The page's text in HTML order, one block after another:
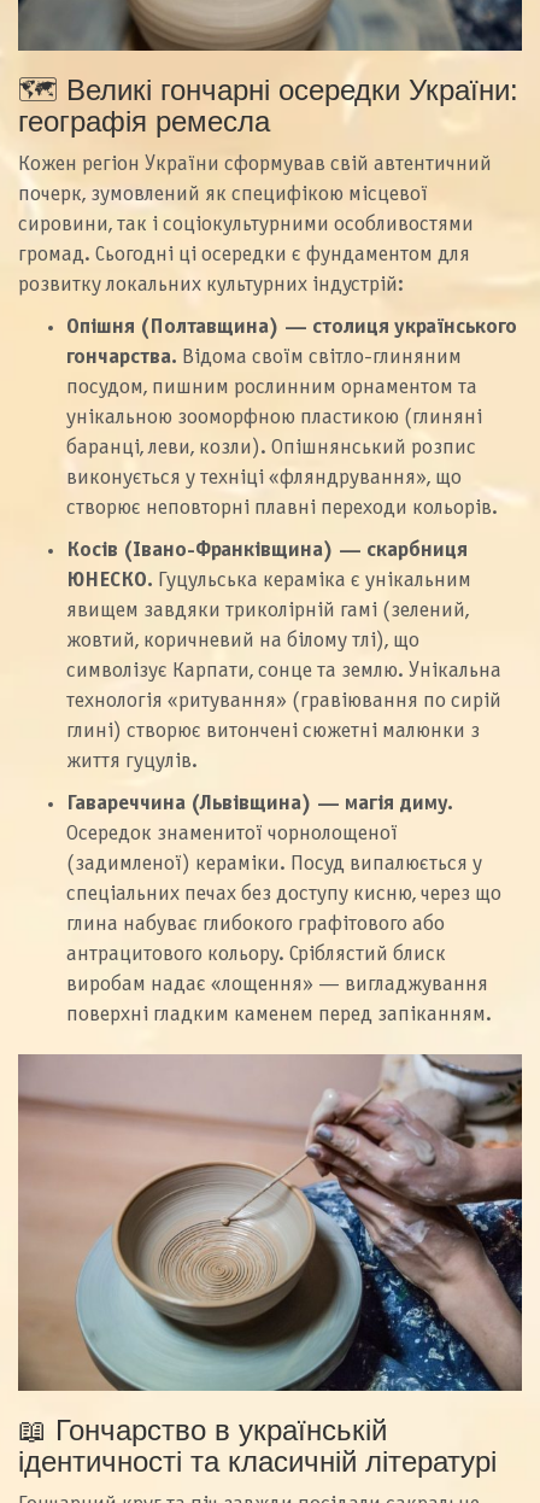
🗺️ Великі гончарні осередки України:
географія ремесла
Кожен регіон України сформував свій автентичний
почерк, зумовлений як специфікою місцевої
сировини, так і соціокультурними особливостями
громад. Сьогодні ці осередки є фундаментом для
розвитку локальних культурних індустрій:
Опішня (Полтавщина) — столиця українського
гончарства. Відома своїм світло-глиняним
посудом, пишним рослинним орнаментом та
унікальною зооморфною пластикою (глиняні
баранці, леви, козли). Опішнянський розпис
виконується у техніці «фляндрування», що
створює неповторні плавні переходи кольорів.
Косів (Івано-Франківщина) — скарбниця
ЮНЕСКО. Гуцульська кераміка є унікальним
явищем завдяки триколірній гамі (зелений,
жовтий, коричневий на білому тлі), що
символізує Карпати, сонце та землю. Унікальна
технологія «ритування» (гравіювання по сирій
глині) створює витончені сюжетні малюнки з
життя гуцулів.
Гавареччина (Львівщина) — магія диму.
Осередок знаменитої чорнолощеної
(задимленої) кераміки. Посуд випалюється у
спеціальних печах без доступу кисню, через що
глина набуває глибокого графітового або
антрацитового кольору. Сріблястий блиск
виробам надає «лощення» — вигладжування
поверхні гладким каменем перед запіканням.
📖 Гончарство в українській
ідентичності та класичній літературі